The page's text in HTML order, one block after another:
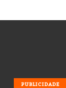
PUBLICIDADE